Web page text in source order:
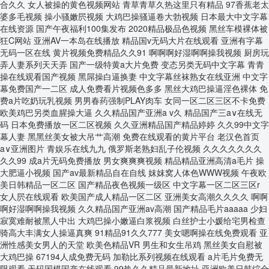
20250411 20250418 20250425
20250502 20250509 20250516
20250523 20250530 20250606
20250613 20250620 20250627
20250704 20250711 20250718
20250725 20250801 20250808
20250815 20250822 20250829
20250905 20250912 20250919
20250926 20251003 20251010
20251017 20251024 20251031